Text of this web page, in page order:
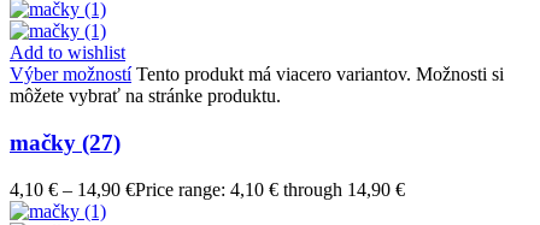
Add to wishlist
Výber možností Tento produkt má viacero variantov. Možnosti si
môžete vybrať na stránke produktu.
mačky (27)
4,10 € – 14,90 €Price range: 4,10 € through 14,90 €